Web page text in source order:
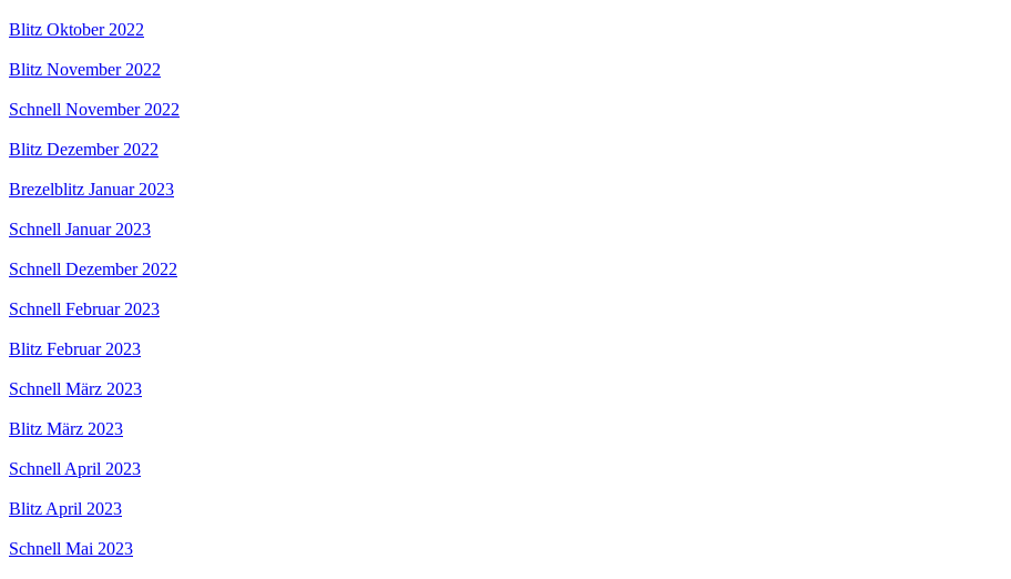
Blitz Oktober 2022
Blitz November 2022
Schnell November 2022
Blitz Dezember 2022
Brezelblitz Januar 2023
Schnell Januar 2023
Schnell Dezember 2022
Schnell Februar 2023
Blitz Februar 2023
Schnell März 2023
Blitz März 2023
Schnell April 2023
Blitz April 2023
Schnell Mai 2023